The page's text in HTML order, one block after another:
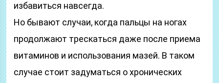
избавиться навсегда.
Но бывают случаи, когда пальцы на ногах
продолжают трескаться даже после приема
витаминов и использования мазей. В таком
случае стоит задуматься о хронических